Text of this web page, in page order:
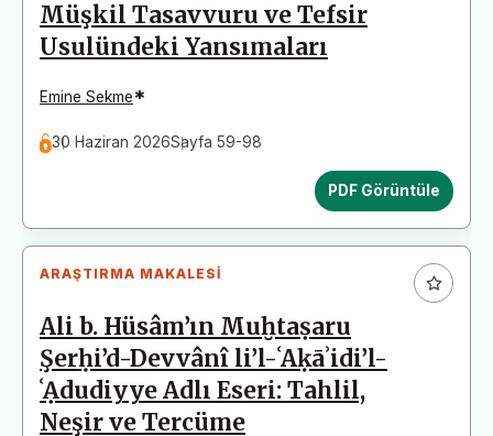
Müşkil Tasavvuru ve Tefsir
Usulündeki Yansımaları
Emine Sekme*
30 Haziran 2026Sayfa 59-98
PDF Görüntüle
ARAŞTIRMA MAKALESI
Ali b. Hüsâm’ın Muḫtaṣaru
Şerḥi’d-Devvânî li’l-ʿAḳāʾidi’l-
ʿẠdudiyye Adlı Eseri: Tahlil,
Neşir ve Tercüme